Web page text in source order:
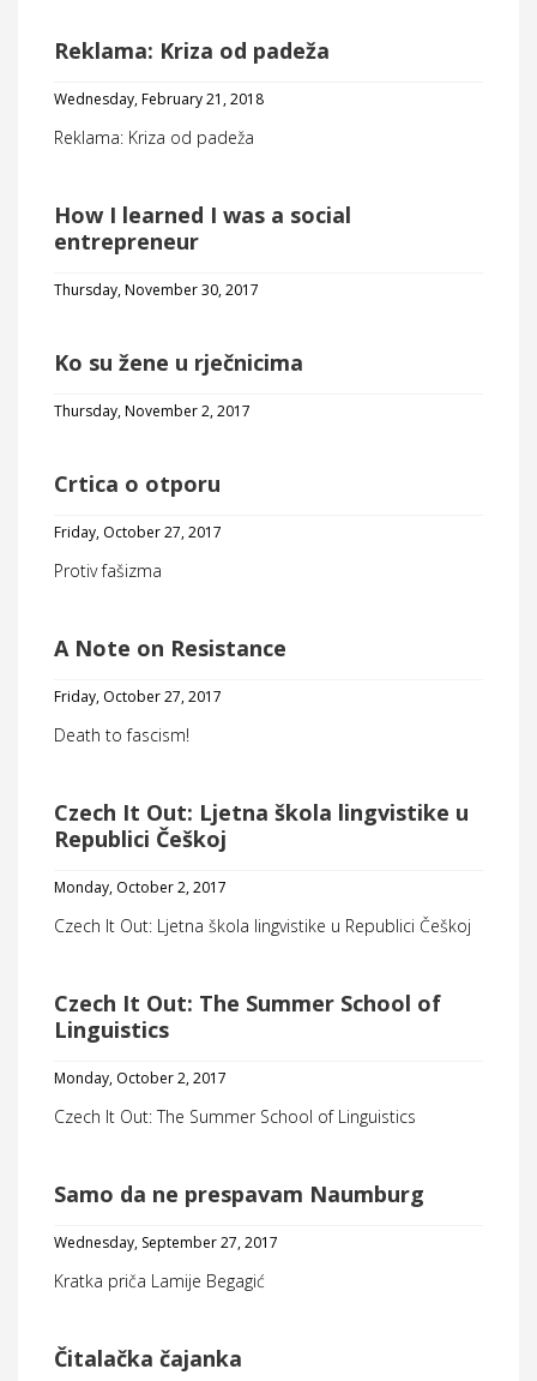
Reklama: Kriza od padeža
Wednesday, February 21, 2018
Reklama: Kriza od padeža
How I learned I was a social
entrepreneur
Thursday, November 30, 2017
Ko su žene u rječnicima
Thursday, November 2, 2017
Crtica o otporu
Friday, October 27, 2017
Protiv fašizma
A Note on Resistance
Friday, October 27, 2017
Death to fascism!
Czech It Out: Ljetna škola lingvistike u
Republici Češkoj
Monday, October 2, 2017
Czech It Out: Ljetna škola lingvistike u Republici Češkoj
Czech It Out: The Summer School of
Linguistics
Monday, October 2, 2017
Czech It Out: The Summer School of Linguistics
Samo da ne prespavam Naumburg
Wednesday, September 27, 2017
Kratka priča Lamije Begagić
Čitalačka čajanka